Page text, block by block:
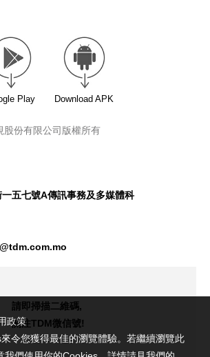
Play Download APK
份有限公司版權所有
五七號A傳訊事務及多媒體科
請即掃描二維碼,
關注TDM微信號!
政策
令您獲得最佳的瀏覽體驗。若繼續瀏覽此